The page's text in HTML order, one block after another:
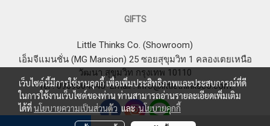
GIFTS
Little Thinks Co. (Showroom)
เอ็มจีแมนชั่น (MG Mansion) 25 ซอยสุขุมวิท 1 คลองเตยเหนือ
วัฒนา สุขุมวิท กรุงเทพ 10110
Tel : 0969364545Email :info@littlethinksco.com
เว็บไซต์นี้มีการใช้งานคุกกี้ เพื่อเพิ่มประสิทธิภาพและประสบการณ์ที่ดี
ในการใช้งานเว็บไซต์ของท่าน ท่านสามารถอ่านรายละเอียดเพิ่มเติม
ได้ที่นโยบายความเป็นส่วนตัว และนโยบายคุกกี้